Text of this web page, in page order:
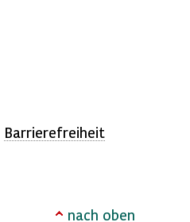
Barrierefreiheit
nach oben